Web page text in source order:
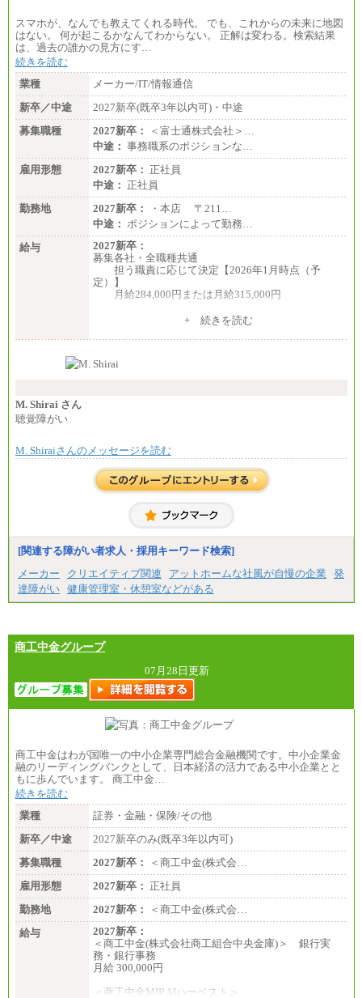
スマホが、なんでも教えてくれる時代。 でも、これからの未来に地図
はない。 何が起こるかなんてわからない。 正解は変わる。検索結果
は、過去の誰かの見方にす…
続きを読む
業種
メーカー/IT/情報通信
新卒／中途
2027新卒(既卒3年以内可)・中途
募集職種
2027新卒：
＜富士通株式会社＞…
中途： 事務職系のポジションな…
雇用形態
2027新卒： 正社員
中途： 正社員
勤務地
2027新卒：
・本店 〒211…
中途： ポジションによって勤務…
給与
2027新卒：
募集各社・全職種共通
担う職責に応じて決定【2026年1月時点（予
定）】
月給284,000円または月給315,000円
※入社後早期から、自律的な業務遂行が求めら
す。
い職責を担う方については、さらに高い金額を個別
※上記に加え、所定労働時間外に勤務をした場
※試用期間中も給与に変更はございません。
＜募集各社・全職種共通＞
月給21万円以上～
※試用期間中の給与に変更はありません。
ます。
+ 続きを読む
M. Shirai さん
聴覚障がい
M. Shiraiさんのメッセージを読む
[関連する障がい者求人・採用キーワード検索]
メーカー
クリエイティブ関連 アットホームな社風が自慢の企業
発
達障がい 健康管理室・休憩室などがある
商工中金グループ
07月28日更新
商工中金はわが国唯一の中小企業専門総合金融機関です。中小企業金
融のリーディングバンクとして、日本経済の活力である中小企業とと
もに歩んでいます。 商工中金…
続きを読む
業種
証券・金融・保険/その他
新卒／中途
2027新卒のみ(既卒3年以内可)
募集職種
2027新卒：
＜商工中金(株式会…
雇用形態
2027新卒： 正社員
勤務地
2027新卒：
＜商工中金(株式会…
給与
2027新卒：
＜商工中金(株式会社商工組合中央金庫)＞ 銀行実
務・銀行事務
月給 300,000円
＜商工中金MIRAIハーベスト＞